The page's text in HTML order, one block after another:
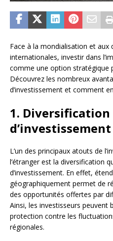
Face à la mondialisation et aux
internationales, investir dans
comme une option stratégique
Découvrez les nombreux
d’investissement et comment
1.
d’investissement
L’un des principaux atouts de
l’étranger est la diversification
d’investissement. En effet,
géographiquement permet de
des opportunités offertes par
Ainsi, les investisseurs peuvent
protection contre les
régionales.